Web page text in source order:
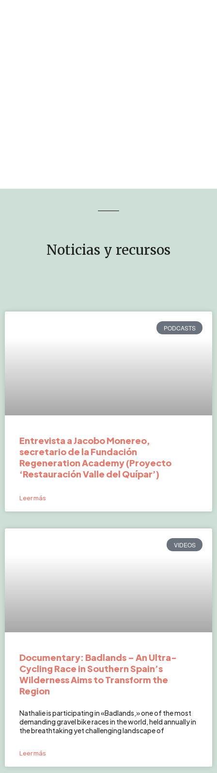
Noticias y recursos
PODCASTS
Entrevista a Jacobo Monereo,
secretario de la Fundación
Regeneration Academy (Proyecto
‘Restauración Valle del Quípar’)
Leer más
VIDEOS
Documentary: Badlands – An Ultra-
Cycling Race in Southern Spain’s
Wilderness Aims to Transform the
Region
Nathalie is participating in «Badlands,» one of the most
demanding gravel bike races in the world, held annually in
the breathtaking yet challenging landscape of
Leer más